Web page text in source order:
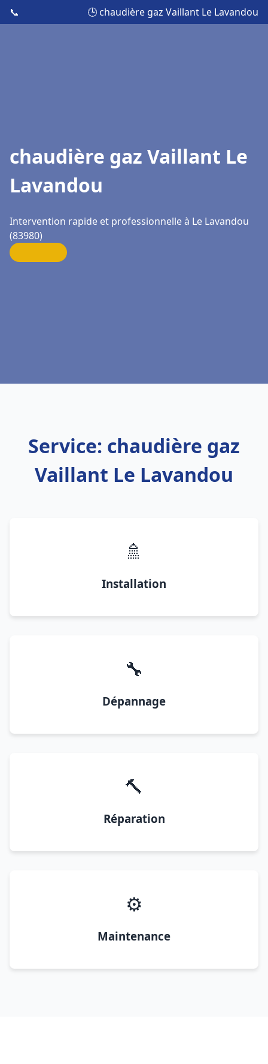
📞 🕒 chaudière gaz Vaillant Le Lavandou
chaudière gaz Vaillant Le
Lavandou
Intervention rapide et professionnelle à Le Lavandou
(83980)
Service: chaudière gaz
Vaillant Le Lavandou
🚿
Installation
🔧
Dépannage
🔨
Réparation
⚙️
Maintenance